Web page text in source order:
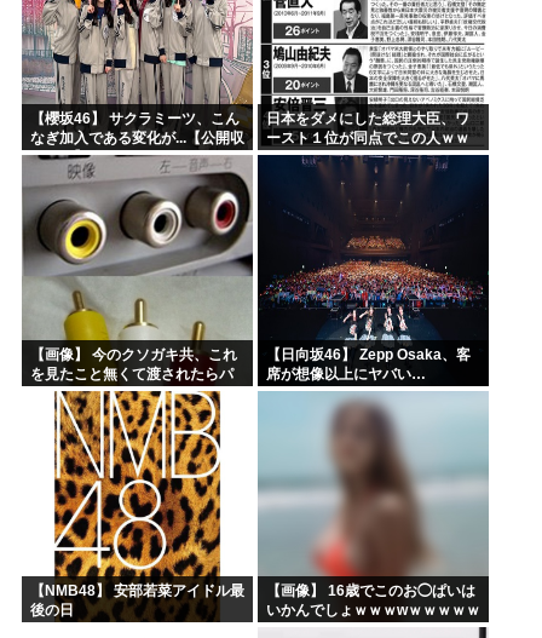
【櫻坂46】 サクラミーツ、こん
なぎ加入である変化が...【公開収
録レポ】
日本をダメにした総理大臣、ワ
ースト１位が同点でこの人ｗｗ
ｗｗｗｗ
【画像】 今のクソガキ共、これ
を見たこと無くて渡されたらパ
ニクるらしいｗｗｗｗｗｗｗｗ
ｗｗｗｗｗ
【日向坂46】 Zepp Osaka、客
席が想像以上にヤバい…
【NMB48】 安部若菜アイドル最
後の日
【画像】 16歳でこのお◯ぱいは
いかんでしょｗｗｗwｗｗｗｗｗ
ｗｗｗ❤